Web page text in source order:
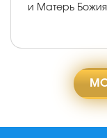
и Матерь